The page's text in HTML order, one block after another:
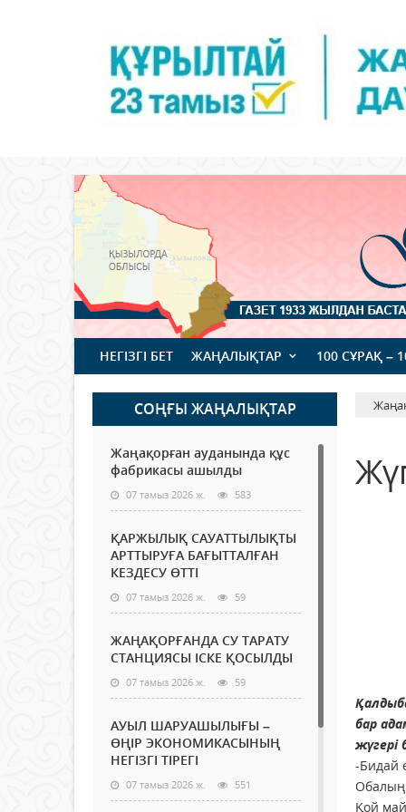
НЕГІЗГІ БЕТ ЖАҢАЛЫҚТАР 100 СҰРАҚ –
СОҢҒЫ ЖАҢАЛЫҚТАР
Жаңақорған ауданында құс
фабрикасы ашылды
07 тамыз 2026 ж. 583
ҚАРЖЫЛЫҚ САУАТТЫЛЫҚТЫ
АРТТЫРУҒА БАҒЫТТАЛҒАН
КЕЗДЕСУ ӨТТІ
07 тамыз 2026 ж. 59
ЖАҢАҚОРҒАНДА СУ ТАРАТУ
СТАНЦИЯСЫ ІСКЕ ҚОСЫЛДЫ
07 тамыз 2026 ж. 59
АУЫЛ ШАРУАШЫЛЫҒЫ –
ӨҢІР ЭКОНОМИКАСЫНЫҢ
НЕГІЗГІ ТІРЕГІ
07 тамыз 2026 ж. 551
бар
-Бидай
Қой